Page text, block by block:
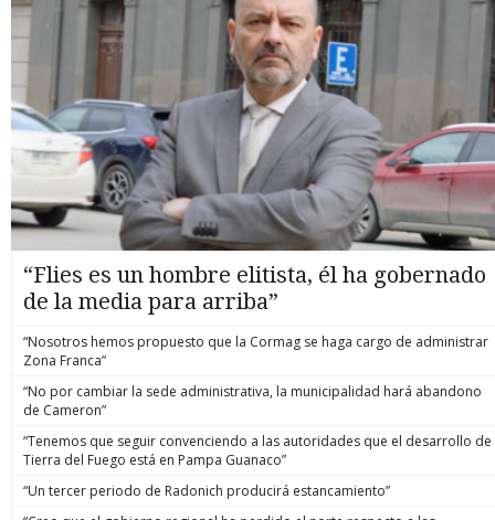
“Flies es un hombre elitista, él ha gobernado
de la media para arriba”
“Nosotros hemos propuesto que la Cormag se haga cargo de administrar
Zona Franca”
“No por cambiar la sede administrativa, la municipalidad hará abandono
de Cameron”
“Tenemos que seguir convenciendo a las autoridades que el desarrollo de
Tierra del Fuego está en Pampa Guanaco”
“Un tercer periodo de Radonich producirá estancamiento”